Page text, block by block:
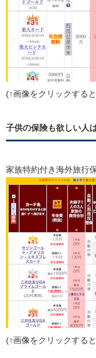
(↑画像をクリックする
子供の保険も欲しい人
家族特約付き海外旅行
(↑画像をクリックする